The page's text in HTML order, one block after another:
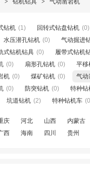
> 钻机钻具 > 气动凿岩机
钻机 (1) 回转式钻盘钻机 (0)
水压潜孔钻机 (0) 气动掘进
式钻机钻具 (0) 履带式钻机
(0) 扇形孔钻机 (0) 平移
机 (0) 煤矿钻机 (0) 气动
(0) 防突钻机 (0) 特种钻
坑道钻机 (2) 特种钻机车
庆 河北 山西 内蒙古
西 海南 四川 贵州